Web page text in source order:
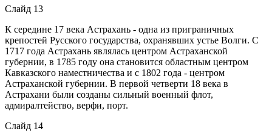
Слайд 13
К середине 17 века Астрахань - одна из приграничных
крепостей Русского государства, охранявших устье Волги. С
1717 года Астрахань являлась центром Астраханской
губернии, в 1785 году она становится областным центром
Кавказского наместничества и с 1802 года - центром
Астраханской губернии. В первой четверти 18 века в
Астрахани были созданы сильный военный флот,
адмиралтейство, верфи, порт.
Слайд 14